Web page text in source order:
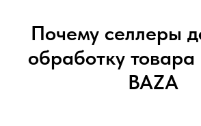
Почему селлеры
обработку
BAZA